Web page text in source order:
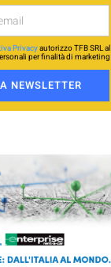
Privacyautorizzo TFB SRL al
per finalità di marketing
NEWSLETTER